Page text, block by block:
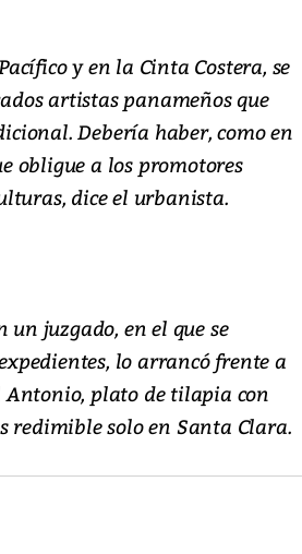
y en la Cinta Costera, se
artistas panameños que
Debería haber, como en
obligue a los promotores
dice el urbanista.
juzgado, en el que se
lo arrancó frente a
Antonio, plato de tilapia con
redimible solo en Santa Clara.